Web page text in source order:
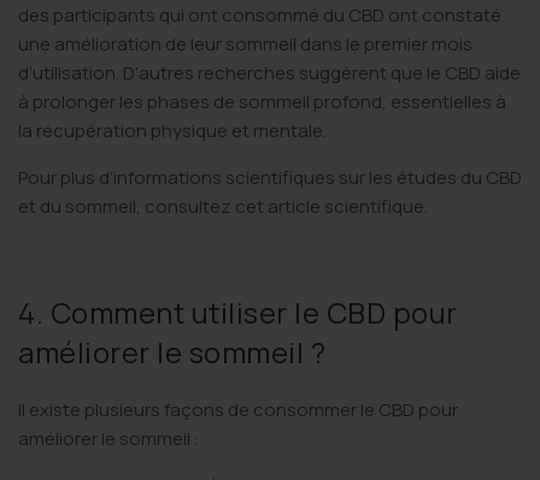
des participants qui ont consommé du CBD ont constaté
une amélioration de leur sommeil dans le premier mois
d’utilisation. D’autres recherches suggèrent que le CBD aide
à prolonger les phases de sommeil profond, essentielles à
la récupération physique et mentale.
Pour plus d’informations scientifiques sur les études du CBD
et du sommeil, consultez cet article scientifique.
4. Comment utiliser le CBD pour
améliorer le sommeil ?
Il existe plusieurs façons de consommer le CBD pour
améliorer le sommeil :